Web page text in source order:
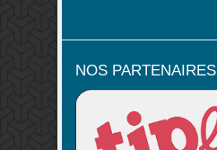
NOS PARTENAIRES